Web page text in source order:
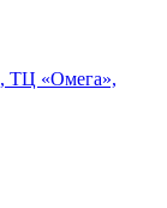
, ТЦ «Омега»,